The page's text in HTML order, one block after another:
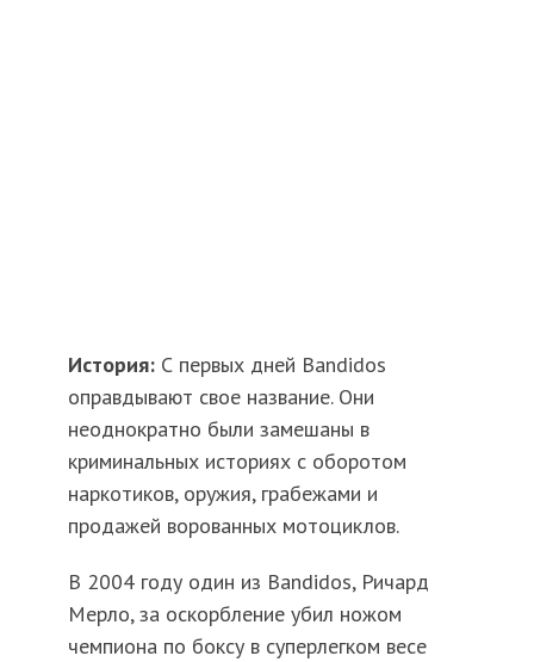
История: С первых дней Bandidos
оправдывают свое название. Они
неоднократно были замешаны в
криминальных историях с оборотом
наркотиков, оружия, грабежами и
продажей ворованных мотоциклов.
В 2004 году один из Bandidos, Ричард
Мерло, за оскорбление убил ножом
чемпиона по боксу в суперлегком весе